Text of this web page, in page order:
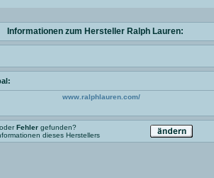
Informationen zum Hersteller Ralph Lauren:
www.ralphlauren.com/
oderFehler gefunden?
dieses Herstellers